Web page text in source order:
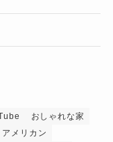
おしゃれな家
アメリカン